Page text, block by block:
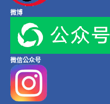
微博
微信公众号